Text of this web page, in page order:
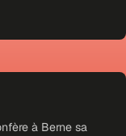
à Berne sa